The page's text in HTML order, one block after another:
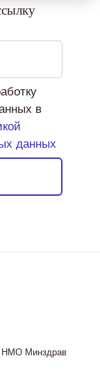
в
данных
НМО Минздрав